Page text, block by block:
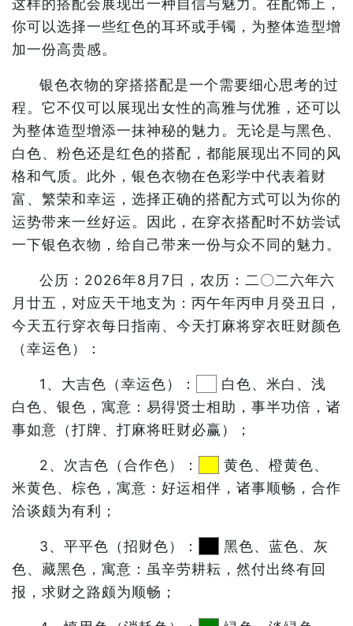
这样的搭配会展现出一种自信与魅力。在配饰上，
你可以选择一些红色的耳环或手镯，为整体造型增
加一份高贵感。
银色衣物的穿搭搭配是一个需要细心思考的过
程。它不仅可以展现出女性的高雅与优雅，还可以
为整体造型增添一抹神秘的魅力。无论是与黑色、
白色、粉色还是红色的搭配，都能展现出不同的风
格和气质。此外，银色衣物在色彩学中代表着财
富、繁荣和幸运，选择正确的搭配方式可以为你的
运势带来一丝好运。因此，在穿衣搭配时不妨尝试
一下银色衣物，给自己带来一份与众不同的魅力。
公历：2026年8月7日，农历：二〇二六年六
月廿五，对应天干地支为：丙午年丙申月癸丑日，
今天五行穿衣每日指南、今天打麻将穿衣旺财颜色
（幸运色）：
1、大吉色（幸运色）：
白色、米白、浅
白色、银色，寓意：易得贤士相助，事半功倍，诸
事如意（打牌、打麻将旺财必赢）；
2、次吉色（合作色）：
黄色、橙黄色、
米黄色、棕色，寓意：好运相伴，诸事顺畅，合作
洽谈颇为有利；
3、平平色（招财色）：
黑色、蓝色、灰
色、藏黑色，寓意：虽辛劳耕耘，然付出终有回
报，求财之路颇为顺畅；